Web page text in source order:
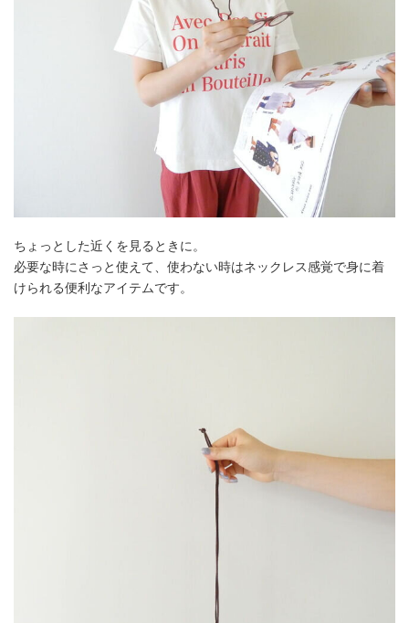
ちょっとした近くを見るときに。
必要な時にさっと使えて、使わない時はネックレス感覚で身に着
けられる便利なアイテムです。